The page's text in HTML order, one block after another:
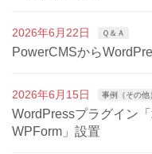
2026年6月22日 Ｑ＆Ａ
PowerCMSから
2026年6月15日 事例（その他
WordPressプラグイン
WPForm」設置